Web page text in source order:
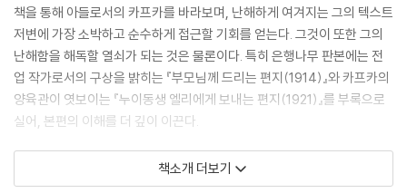
책을 통해 아들로서의 카프카를 바라보며, 난해하게 여겨지는 그의 텍스트
저변에 가장 소박하고 순수하게 접근할 기회를 얻는다. 그것이 또한 그의
난해함을 해독할 열쇠가 되는 것은 물론이다. 특히 은행나무 판본에는 전
업 작가로서의 구상을 밝히는 『부모님께 드리는 편지(1914)』와 카프카의
양육관이 엿보이는 『누이동생 엘리에게 보내는 편지(1921)』를 부록으로
실어, 본편의 이해를 더 깊이 이끈다.
책소개 더보기